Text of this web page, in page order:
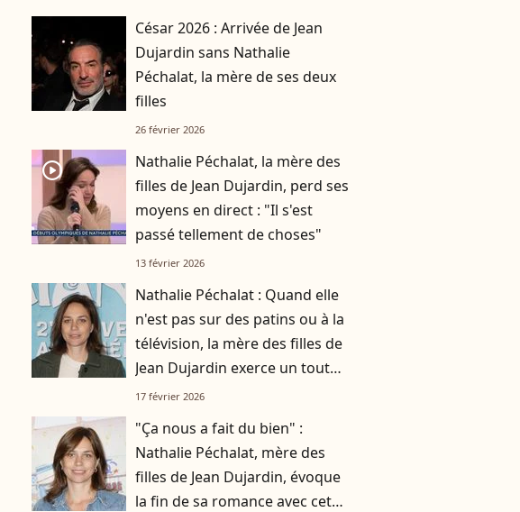
César 2026 : Arrivée de Jean
Dujardin sans Nathalie
Péchalat, la mère de ses deux
filles
26 février 2026
player2
Nathalie Péchalat, la mère des
filles de Jean Dujardin, perd ses
moyens en direct : "Il s'est
passé tellement de choses"
13 février 2026
Nathalie Péchalat : Quand elle
n'est pas sur des patins ou à la
télévision, la mère des filles de
Jean Dujardin exerce un tout
autre métier
17 février 2026
"Ça nous a fait du bien" :
Nathalie Péchalat, mère des
filles de Jean Dujardin, évoque
la fin de sa romance avec cet